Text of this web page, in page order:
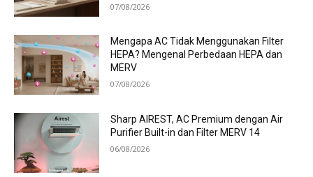
07/08/2026
Mengapa AC Tidak Menggunakan Filter
HEPA? Mengenal Perbedaan HEPA dan
MERV
07/08/2026
Sharp AIREST, AC Premium dengan Air
Purifier Built-in dan Filter MERV 14
06/08/2026